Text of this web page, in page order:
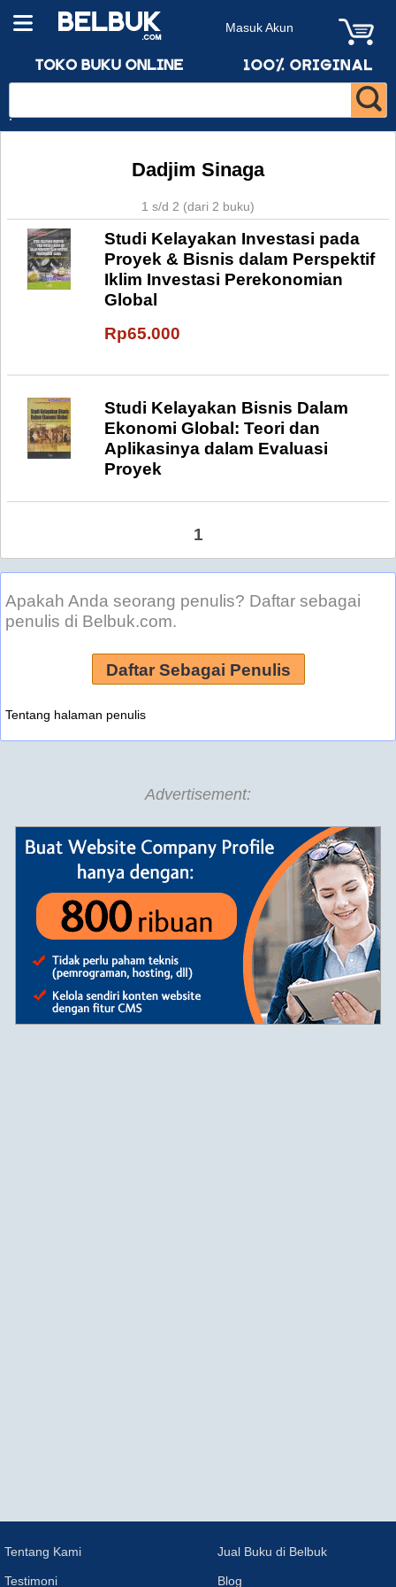
Masuk Akun
Dadjim Sinaga
1 s/d 2 (dari 2 buku)
Studi Kelayakan Investasi pada
Proyek & Bisnis dalam Perspektif
Iklim Investasi Perekonomian
Global
Rp65.000
Studi Kelayakan Bisnis Dalam
Ekonomi Global: Teori dan
Aplikasinya dalam Evaluasi
Proyek
1
Apakah Anda seorang penulis? Daftar sebagai
penulis di Belbuk.com.
Daftar Sebagai Penulis
Tentang halaman penulis
Advertisement:
Tentang Kami
Testimoni
Jual Buku di Belbuk
Blog